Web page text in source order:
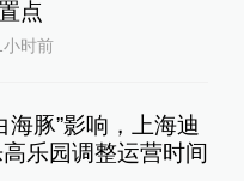
点
小时前
海豚”影响，上海迪
乐园调整运营时间